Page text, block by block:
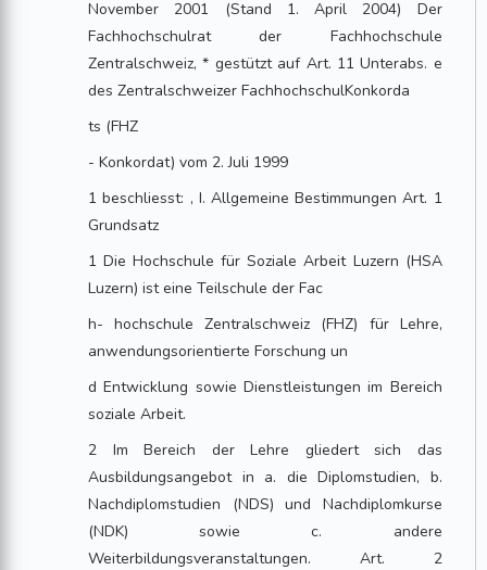
November 2001 (Stand 1. April 2004) Der
Fachhochschulrat der Fachhochschule
Zentralschweiz, * gestützt auf Art. 11 Unterabs. e
des Zentralschweizer FachhochschulKonkorda
ts (FHZ
- Konkordat) vom 2. Juli 1999
1 beschliesst: , I. Allgemeine Bestimmungen Art. 1
Grundsatz
1 Die Hochschule für Soziale Arbeit Luzern (HSA
Luzern) ist eine Teilschule der Fac
h- hochschule Zentralschweiz (FHZ) für Lehre,
anwendungsorientierte Forschung un
d Entwicklung sowie Dienstleistungen im Bereich
soziale Arbeit.
2 Im Bereich der Lehre gliedert sich das
Ausbildungsangebot in a. die Diplomstudien, b.
Nachdiplomstudien (NDS) und Nachdiplomkurse
(NDK) sowie c. andere
Weiterbildungsveranstaltungen. Art. 2